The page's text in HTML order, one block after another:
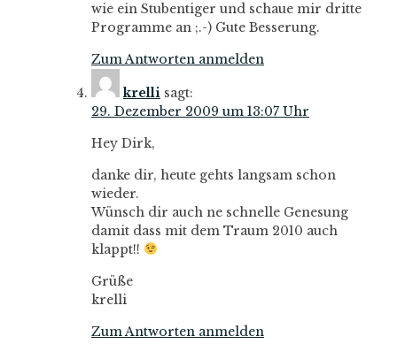
wie ein Stubentiger und schaue mir dritte
Programme an ;.-) Gute Besserung.
Zum Antworten anmelden
krelli sagt:
29. Dezember 2009 um 13:07 Uhr
Hey Dirk,
danke dir, heute gehts langsam schon
wieder.
Wünsch dir auch ne schnelle Genesung
damit dass mit dem Traum 2010 auch
klappt!!
Grüße
krelli
Zum Antworten anmelden